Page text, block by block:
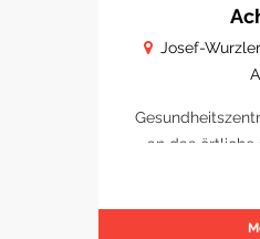
Josef-
an das örtliche